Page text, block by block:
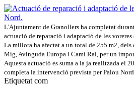
L'Ajuntament de Granollers ha completat
actuació de reparació i adaptació de les
La millora ha afectat a un total de 255 m2, dels
Mig, Avinguda Europa i Camí Ral, per un
Aquesta actuació es suma a la ja realitzada el
completa la intervenció prevista per Palou
Etiquetat com